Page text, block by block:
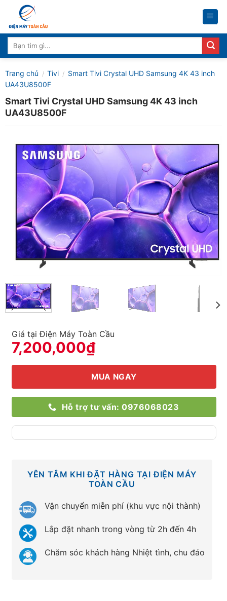
content
Tìm
kiếm:
Trang chủ / Tivi / Smart Tivi Crystal UHD Samsung 4K 43 inch
UA43U8500F
Smart Tivi Crystal UHD Samsung 4K 43 inch
UA43U8500F
Giá tại Điện Máy Toàn Cầu
7,200,000₫
MUA NGAY
Hỗ trợ tư vấn: 0976068023
YÊN TÂM KHI ĐẶT HÀNG TẠI ĐIỆN MÁY
TOÀN CẦU
Vận chuyển miễn phí (khu vực nội thành)
Lắp đặt nhanh trong vòng từ 2h đến 4h
Chăm sóc khách hàng Nhiệt tình, chu đáo